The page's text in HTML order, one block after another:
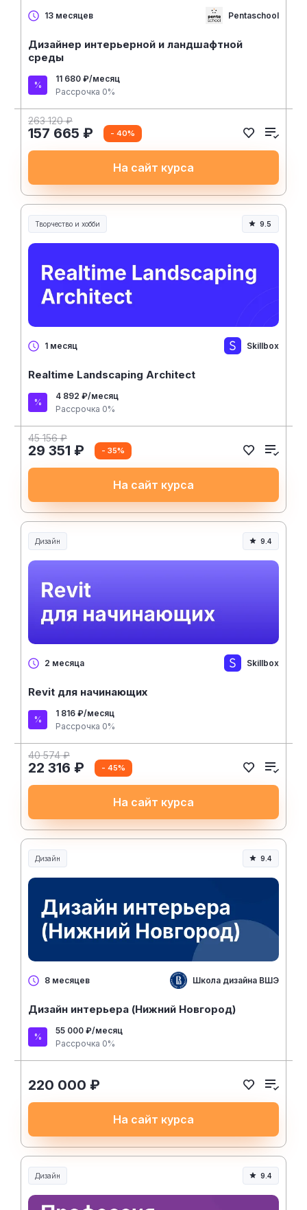
13 месяцев Pentaschool
Дизайнер интерьерной и ландшафтной
среды
11 680 ₽/месяц
Рассрочка 0%
263 120 ₽
157 665 ₽ - 40%
На сайт курса
Творчество и хобби
Творчество, контент и хобби
9.5
1 месяц Skillbox
Realtime Landscaping Architect
4 892 ₽/месяц
Рассрочка 0%
45 156 ₽
29 351 ₽ - 35%
На сайт курса
Дизайн 9.4
2 месяца Skillbox
Revit для начинающих
1 816 ₽/месяц
Рассрочка 0%
40 574 ₽
22 316 ₽ - 45%
На сайт курса
Дизайн 9.4
8 месяцев Школа дизайна ВШЭ
Дизайн интерьера (Нижний Новгород)
55 000 ₽/месяц
Рассрочка 0%
220 000 ₽
На сайт курса
Дизайн 9.4